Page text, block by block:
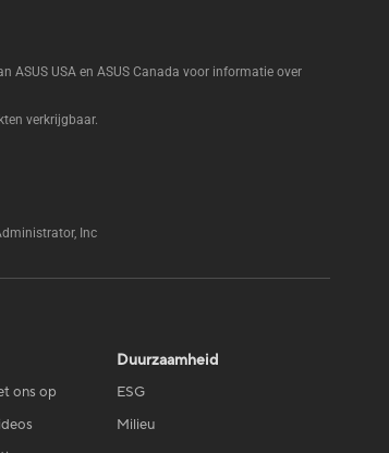
ASUS USA en ASUS Canada voor informatie over
verkrijgbaar.
Inc
ons op
Duurzaamheid
ESG
Milieu